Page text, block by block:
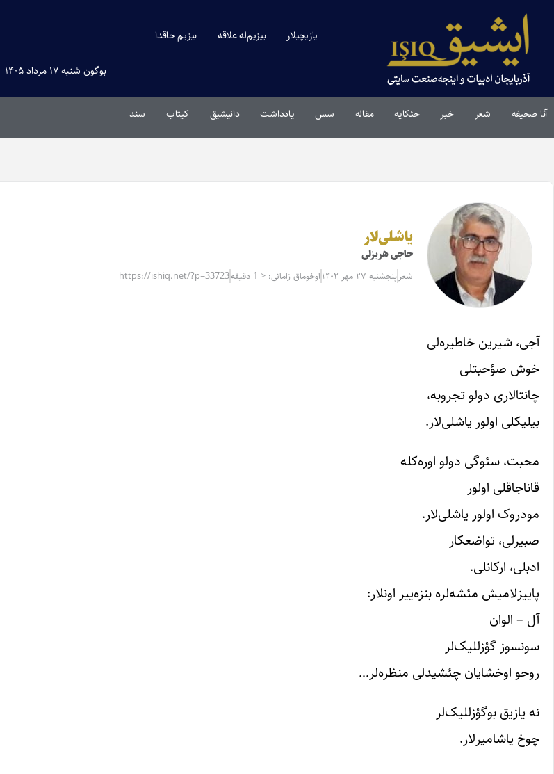
یازیچیلار بیزیم‌له علاقه بیزیم حاقدا
بوگون شنبه ۱۷ مرداد ۱۴۰۵
آنا صحیفه شعر خبر حئکایه مقاله‌ سس یادداشت دانیشیق کیتاب سند
یاشلی‌لار
حاجی هریزلی
شعر پنجشنبه ۲۷ مهر ۱۴۰۲ اوخوماق زامانی: < 1 دقیقه https://ishiq.net/?p=33723
آجی، شیرین خاطیره‌لی
خوش صؤحبتلی
چانتالاری دولو تجروبه،
بیلیکلی اولور یاشلی‌لار.
محبت، سئوگی دولو اوره‌کله
قاناجاقلی اولور
مودروک اولور یاشلی‌لار.
صبیرلی، تواضعکار
ادبلی، ارکانلی.
پاییزلامیش مئشه‌لره بنزه‌ییر اونلار:
آل – الوان
سونسوز گؤزللیک‌لر
روحو اوخشایان چئشیدلی منظره‌لر…
نه یازیق بوگؤزللیک‌لر
چوخ یاشامیرلار.